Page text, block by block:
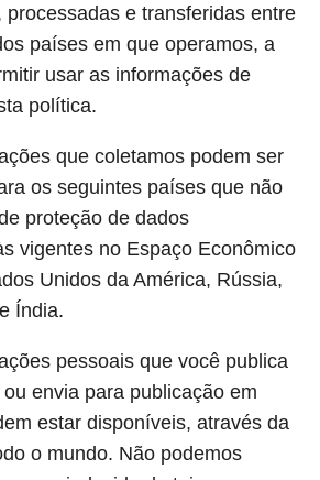
processadas e transferidas entre
países em que operamos, a
usar as informações de
política.
que coletamos podem ser
os seguintes países que não
proteção de dados
vigentes no Espaço Econômico
Unidos da América, Rússia,
Índia.
pessoais que você publica
envia para publicação em
estar disponíveis, através da
o mundo. Não podemos